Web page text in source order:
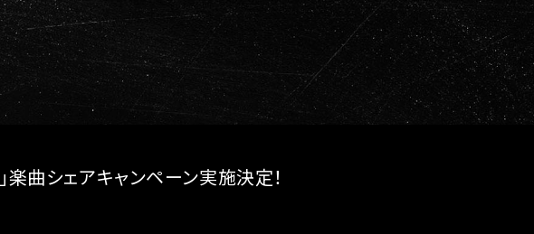
楽曲シェアキャンペーン実施決定！